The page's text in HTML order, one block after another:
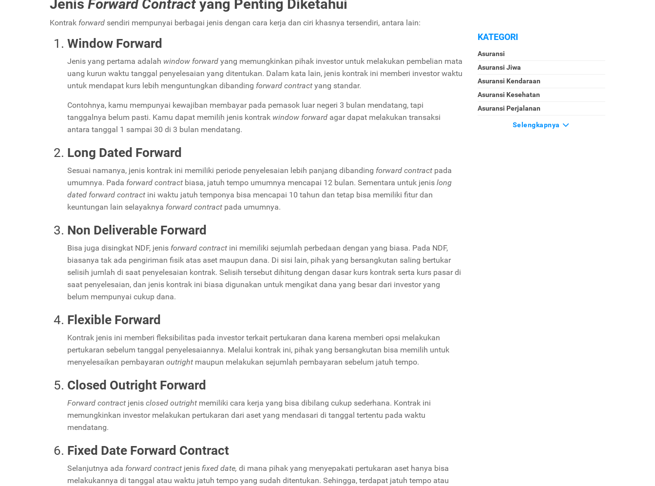
Jenis Forward Contract yang Penting Diketahui
Kontrak forward sendiri mempunyai berbagai jenis dengan cara kerja dan ciri khasnya tersendiri, antara lain:
Window Forward
Jenis yang pertama adalah window forward yang memungkinkan pihak investor untuk melakukan pembelian mata
uang kurun waktu tanggal penyelesaian yang ditentukan. Dalam kata lain, jenis kontrak ini memberi investor waktu
untuk mendapat kurs lebih menguntungkan dibanding forward contract yang standar.
Contohnya, kamu mempunyai kewajiban membayar pada pemasok luar negeri 3 bulan mendatang, tapi
tanggalnya belum pasti. Kamu dapat memilih jenis kontrak window forward agar dapat melakukan transaksi
antara tanggal 1 sampai 30 di 3 bulan mendatang.
Long Dated Forward
Sesuai namanya, jenis kontrak ini memiliki periode penyelesaian lebih panjang dibanding forward contract pada
umumnya. Pada forward contract biasa, jatuh tempo umumnya mencapai 12 bulan. Sementara untuk jenis long
dated forward contract ini waktu jatuh temponya bisa mencapai 10 tahun dan tetap bisa memiliki fitur dan
keuntungan lain selayaknya forward contract pada umumnya.
Non Deliverable Forward
Bisa juga disingkat NDF, jenis forward contract ini memiliki sejumlah perbedaan dengan yang biasa. Pada NDF,
biasanya tak ada pengiriman fisik atas aset maupun dana. Di sisi lain, pihak yang bersangkutan saling bertukar
selisih jumlah di saat penyelesaian kontrak. Selisih tersebut dihitung dengan dasar kurs kontrak serta kurs pasar di
saat penyelesaian, dan jenis kontrak ini biasa digunakan untuk mengikat dana yang besar dari investor yang
belum mempunyai cukup dana.
Flexible Forward
Kontrak jenis ini memberi fleksibilitas pada investor terkait pertukaran dana karena memberi opsi melakukan
pertukaran sebelum tanggal penyelesaiannya. Melalui kontrak ini, pihak yang bersangkutan bisa memilih untuk
menyelesaikan pembayaran outright maupun melakukan sejumlah pembayaran sebelum jatuh tempo.
Closed Outright Forward
Forward contract jenis closed outright memiliki cara kerja yang bisa dibilang cukup sederhana. Kontrak ini
memungkinkan investor melakukan pertukaran dari aset yang mendasari di tanggal tertentu pada waktu
mendatang.
Fixed Date Forward Contract
Selanjutnya ada forward contract jenis fixed date, di mana pihak yang menyepakati pertukaran aset hanya bisa
melakukannya di tanggal atau waktu jatuh tempo yang sudah ditentukan. Sehingga, terdapat jatuh tempo atau
KATEGORI
Asuransi
Asuransi Jiwa
Asuransi Kendaraan
Asuransi Kesehatan
Asuransi Perjalanan
Selengkapnya